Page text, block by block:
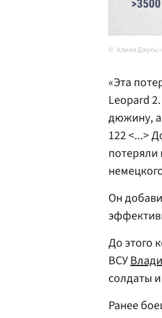
Алина Джусь/
«Эта
Leopard
дюжину,
122 <...>
потеряли
Он
До этого
ВСУ
солдаты
Ранее